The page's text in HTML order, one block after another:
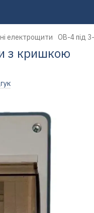
електрощити ОВ-4 під
з кришкою